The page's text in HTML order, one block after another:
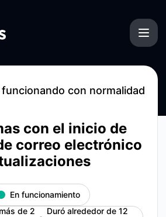
con normalidad
con el inicio de
correo electrónico
En funcionamiento
de 2
Duró alrededor de 12